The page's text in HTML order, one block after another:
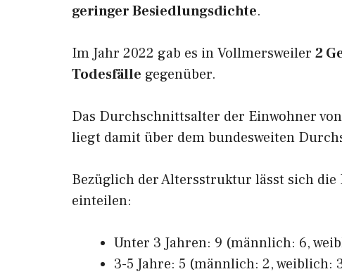
geringer Besiedlungsdichte.
Im Jahr 2022 gab es in Vollmersweiler 2
Todesfälle gegenüber.
Das Durchschnittsalter der Einwohner
liegt damit über dem bundesweiten
Bezüglich der Altersstruktur lässt sich
einteilen:
Unter 3 Jahren: 9 (männlich: 6,
3-5 Jahre: 5 (männlich: 2, weiblich: